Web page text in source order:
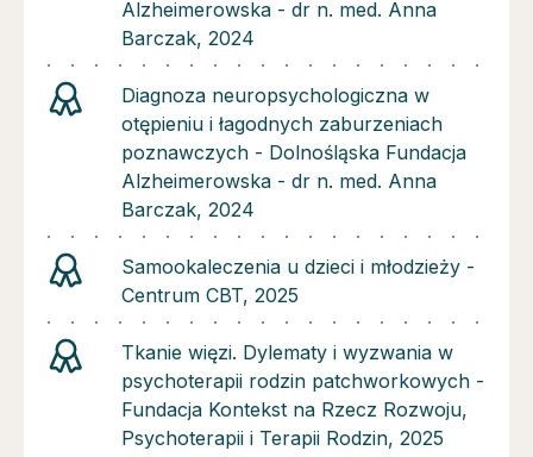
Alzheimerowska - dr n. med. Anna
Barczak, 2024
Diagnoza neuropsychologiczna w
otępieniu i łagodnych zaburzeniach
poznawczych - Dolnośląska Fundacja
Alzheimerowska - dr n. med. Anna
Barczak, 2024
Samookaleczenia u dzieci i młodzieży -
Centrum CBT, 2025
Tkanie więzi. Dylematy i wyzwania w
psychoterapii rodzin patchworkowych -
Fundacja Kontekst na Rzecz Rozwoju,
Psychoterapii i Terapii Rodzin, 2025